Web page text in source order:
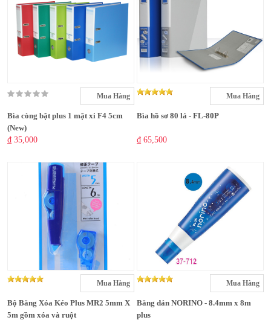
Mua Hàng
Bìa còng bật plus 1 mặt xi F4 5cm
(New)
₫ 35,000
Mua Hàng
Bìa hồ sơ 80 lá - FL-80P
₫ 65,500
Mua Hàng
Bộ Băng Xóa Kéo Plus MR2 5mm X
5m gồm xóa và ruột
Mua Hàng
Băng dán NORINO - 8.4mm x 8m
plus